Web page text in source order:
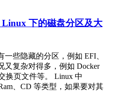
下的磁盘分区及大
一些隐藏的分区，例如 EFI、
又复杂对得多，例如 Docker
换页文件等。 Linux 中
、CD 等类型，如果要对其